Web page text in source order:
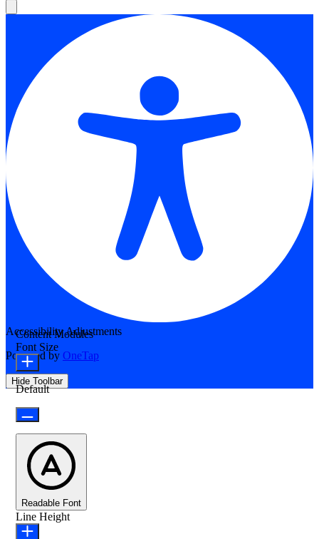
Accessibility Adjustments
Powered by OneTap
Hide Toolbar
Content Modules
Font Size
Default
Readable Font
Line Height